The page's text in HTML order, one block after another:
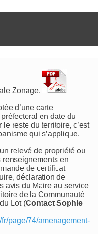
Zonage.
d’une carte
en date du
reste du territoire, c’est
qui s’applique.
relevé de propriété ou
renseignements en
de certificat
déclaration de
avis du Maire au service
de la Communauté
Lot (Contact Sophie
page/74/amenagement-